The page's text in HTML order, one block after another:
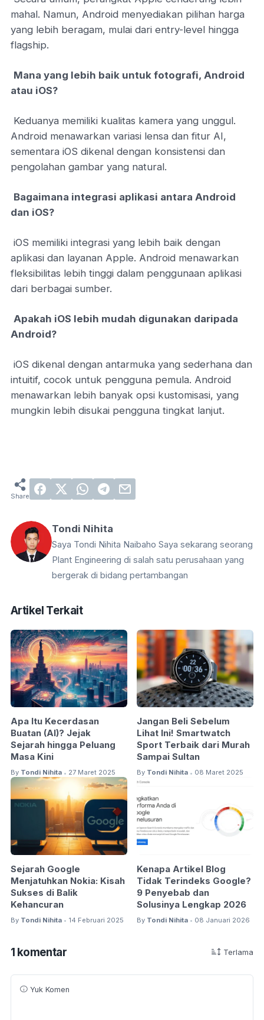
mahal. Namun, Android menyediakan pilihan harga
yang lebih beragam, mulai dari entry-level hingga
flagship.
Mana yang lebih baik untuk fotografi, Android
atau iOS?
Keduanya memiliki kualitas kamera yang unggul.
Android menawarkan variasi lensa dan fitur AI,
sementara iOS dikenal dengan konsistensi dan
pengolahan gambar yang natural.
Bagaimana integrasi aplikasi antara Android
dan iOS?
iOS memiliki integrasi yang lebih baik dengan
aplikasi dan layanan Apple. Android menawarkan
fleksibilitas lebih tinggi dalam penggunaan aplikasi
dari berbagai sumber.
Apakah iOS lebih mudah digunakan daripada
Android?
iOS dikenal dengan antarmuka yang sederhana dan
intuitif, cocok untuk pengguna pemula. Android
menawarkan lebih banyak opsi kustomisasi, yang
mungkin lebih disukai pengguna tingkat lanjut.
Tondi Nihita
Saya Tondi Nihita Naibaho Saya sekarang seorang
Plant Engineering di salah satu perusahaan yang
bergerak di bidang pertambangan
Artikel Terkait
Apa Itu Kecerdasan
Buatan (AI)? Jejak
Sejarah hingga Peluang
Masa Kini
By Tondi Nihita • 27 Maret 2025
Jangan Beli Sebelum
Lihat Ini! Smartwatch
Sport Terbaik dari Murah
Sampai Sultan
By Tondi Nihita • 08 Maret 2025
Sejarah Google
Menjatuhkan Nokia: Kisah
Sukses di Balik
Kehancuran
By Tondi Nihita • 14 Februari 2025
Kenapa Artikel Blog
Tidak Terindeks Google?
9 Penyebab dan
Solusinya Lengkap 2026
By Tondi Nihita • 08 Januari 2026
1 komentar Terlama
Yuk Komen